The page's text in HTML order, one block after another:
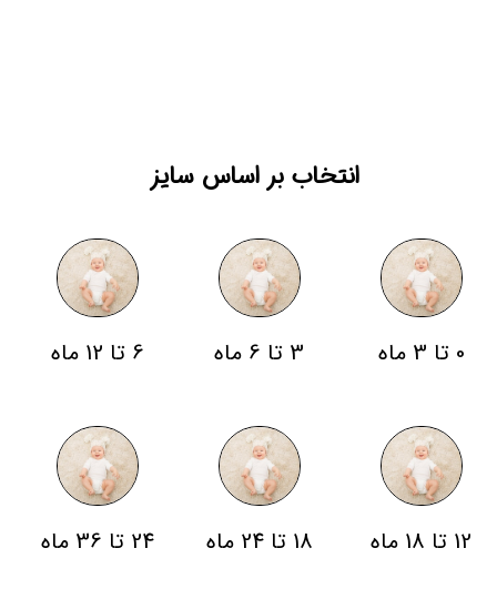
0 تا 3 ماه 3 تا 6 ماه 6 تا 12 ماه
12 تا 18 ماه 18 تا 24 ماه 24 تا 36 ماه
انتخاب بر اساس سایز